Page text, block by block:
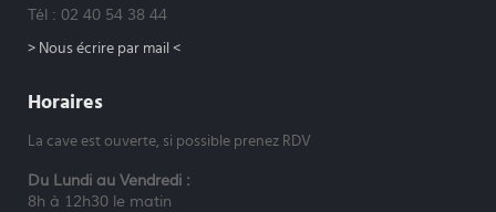
Tél : 02 40 54 38 44
> Nous écrire par mail <
Horaires
La cave est ouverte, si possible prenez RDV
Du Lundi au Vendredi :
8h à 12h30 le matin